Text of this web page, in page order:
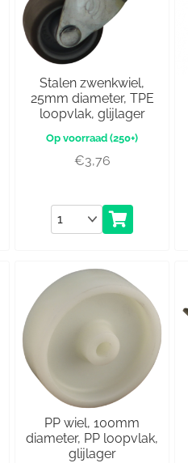
Stalen zwenkwiel,
25mm diameter, TPE
loopvlak, glijlager
(250+)
€3,76
Aantal
PP wiel, 100mm
diameter, PP loopvlak,
glijlager